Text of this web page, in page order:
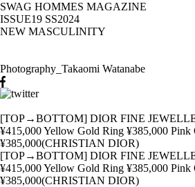
SWAG HOMMES MAGAZINE
ISSUE19 SS2024
NEW MASCULINITY
Photography_Takaomi Watanabe
[TOP→BOTTOM] DIOR FINE
¥415,000 Yellow Gold Ring ¥385,000 Pink
¥385,000(CHRISTIAN DIOR)
[TOP→BOTTOM] DIOR FINE
¥415,000 Yellow Gold Ring ¥385,000 Pink
¥385,000(CHRISTIAN DIOR)